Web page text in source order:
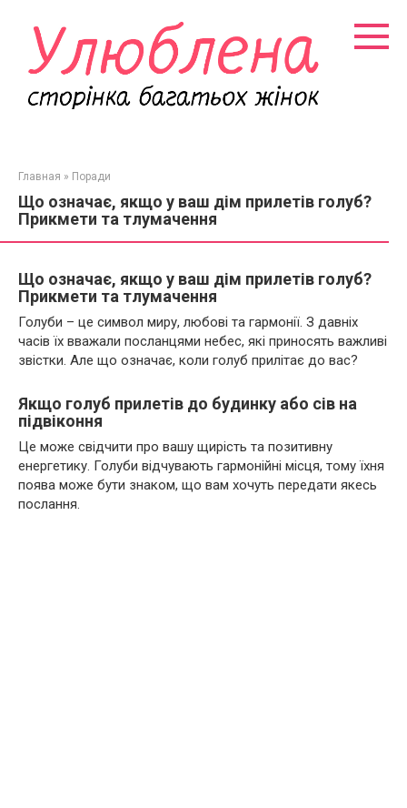
контенту
Главная » Поради
Що означає, якщо у ваш дім прилетів голуб?
Прикмети та тлумачення
Що означає, якщо у ваш дім прилетів голуб?
Прикмети та тлумачення
Голуби – це символ миру, любові та гармонії. З давніх
часів їх вважали посланцями небес, які приносять важливі
звістки. Але що означає, коли голуб прилітає до вас?
Якщо голуб прилетів до будинку або сів на
підвіконня
Це може свідчити про вашу щирість та позитивну
енергетику. Голуби відчувають гармонійні місця, тому їхня
поява може бути знаком, що вам хочуть передати якесь
послання.